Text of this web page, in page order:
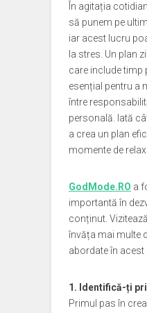
În agitația
să punem pe
iar acest lucru
la stres. Un plan
care include timp
esențial pentru a
între
personală. Iată
a crea un plan
momente de
GodMode.RO a
importantă în
conținut.
învăța mai multe
abordate în acest
1. Identifică-ți
Primul pas în